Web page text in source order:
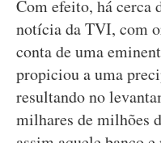
Com efeito, há cerca
notícia da TVI, com
conta de uma
propiciou a uma
resultando no
milhares de milhões